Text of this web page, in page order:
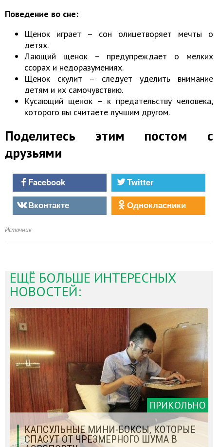
Поведение во сне:
Щенок играет – сон олицетворяет мечты о
детях.
Лающий щенок – предупреждает о мелких
ссорах и недоразумениях.
Щенок скулит – следует уделить внимание
детям и их самочувствию.
Кусающий щенок – к предательству человека,
которого вы считаете лучшим другом.
Поделитесь этим постом с
друзьями
Facebook
Twitter
Вконтакте
Однокласники
Источник
ЕЩЁ БОЛЬШЕ ИНТЕРЕСНЫХ
НОВОСТЕЙ:
ПРИКОЛЬНО
КАПСУЛЬНЫЕ МИНИ-БОКСЫ, КОТОРЫЕ
СПАСУТ ОТ ЧРЕЗМЕРНОГО ШУМА В